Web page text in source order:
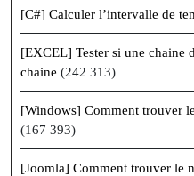
[C#] Calculer l’intervalle de
[EXCEL] Tester si une chaine
chaine (242 313)
[Windows] Comment trouver
(167 393)
[Joomla] Comment trouver le